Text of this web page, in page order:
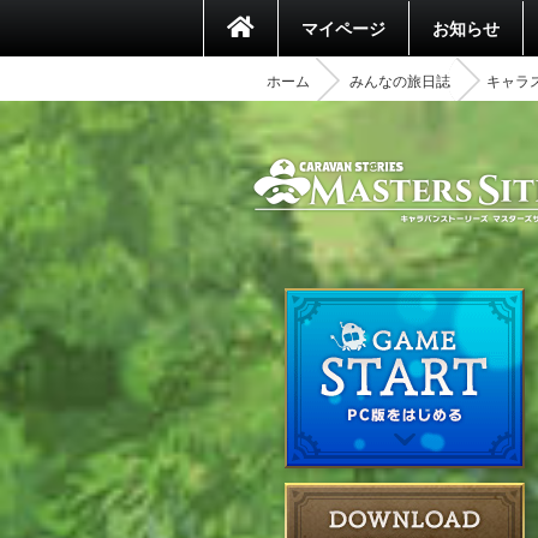
マイページ お知らせ
ホーム みんなの旅日誌 キャラ